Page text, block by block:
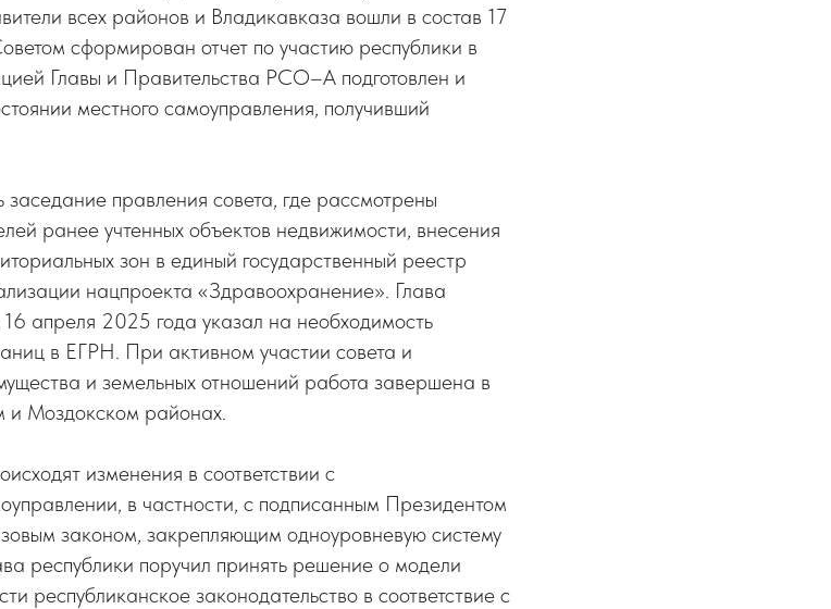
всех районов и Владикавказа вошли в состав 17
сформирован отчет по участию республики в
Главы и Правительства РСО–А подготовлен и
местного самоуправления, получивший
правления совета, где рассмотрены
ранее учтенных объектов недвижимости, внесения
зон в единый государственный реестр
нацпроекта «Здравоохранение». Глава
апреля 2025 года указал на необходимость
в ЕГРН. При активном участии совета и
и земельных отношений работа завершена в
и Моздокском районах.
изменения в соответствии с
в частности, с подписанным Президентом
законом, закрепляющим одноуровневую систему
республики поручил принять решение о модели
республиканское законодательство в соответствие с